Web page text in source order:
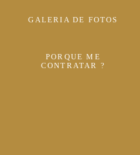
GALERIA DE FOTOS
PORQUE ME
CONTRATAR ?